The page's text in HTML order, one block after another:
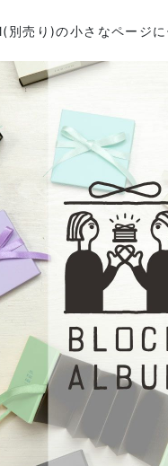
別売り)の小さなページ